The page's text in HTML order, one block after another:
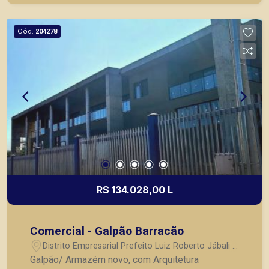
segurança, em locação, vendas de imóveis
prontos, usados ou mesmo nos principais
lançamentos da cidade de Ribeirão Preto.
Cód. 204278
R$ 134.028,00 L
Comercial - Galpão Barracão
Distrito Empresarial Prefeito Luiz Roberto Jábali -
Ribeirão Preto/SP
Galpão/ Armazém novo, com Arquitetura